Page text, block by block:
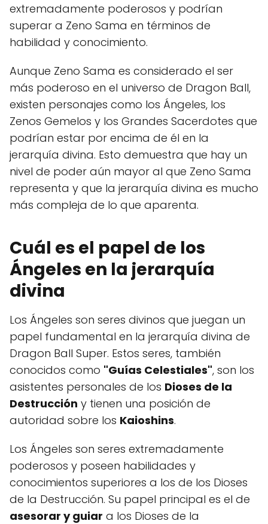
extremadamente poderosos y podrían
superar a Zeno Sama en términos de
habilidad y conocimiento.
Aunque Zeno Sama es considerado el ser
más poderoso en el universo de Dragon Ball,
existen personajes como los Ángeles, los
Zenos Gemelos y los Grandes Sacerdotes que
podrían estar por encima de él en la
jerarquía divina. Esto demuestra que hay un
nivel de poder aún mayor al que Zeno Sama
representa y que la jerarquía divina es mucho
más compleja de lo que aparenta.
Cuál es el papel de los
Ángeles en la jerarquía
divina
Los Ángeles son seres divinos que juegan un
papel fundamental en la jerarquía divina de
Dragon Ball Super. Estos seres, también
conocidos como "Guías Celestiales", son los
asistentes personales de los Dioses de la
Destrucción y tienen una posición de
autoridad sobre los Kaioshins.
Los Ángeles son seres extremadamente
poderosos y poseen habilidades y
conocimientos superiores a los de los Dioses
de la Destrucción. Su papel principal es el de
asesorar y guiar a los Dioses de la